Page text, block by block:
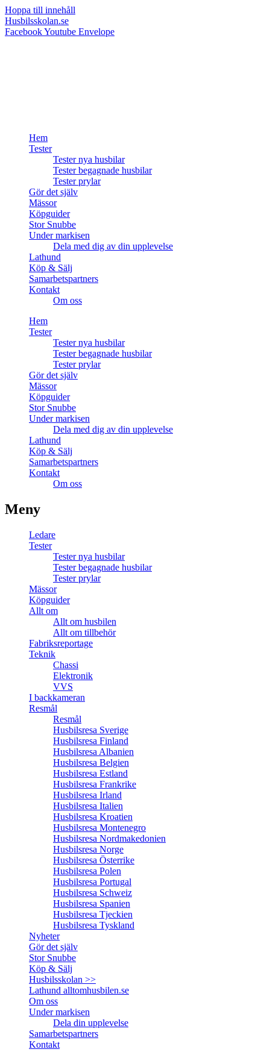
Hoppa till innehåll
Husbilsskolan.se
FacebookYoutube Envelope
Hem
Tester
Tester nya husbilar
Tester begagnade husbilar
Tester prylar
Gör det själv
Mässor
Köpguider
Stor Snubbe
Under markisen
Dela med dig av din upplevelse
Lathund
Köp & Sälj
Samarbetspartners
Kontakt
Om oss
Hem
Tester
Tester nya husbilar
Tester begagnade husbilar
Tester prylar
Gör det själv
Mässor
Köpguider
Stor Snubbe
Under markisen
Dela med dig av din upplevelse
Lathund
Köp & Sälj
Samarbetspartners
Kontakt
Om oss
Meny
Ledare
Tester
Tester nya husbilar
Tester begagnade husbilar
Tester prylar
Mässor
Köpguider
Allt om
Allt om husbilen
Allt om tillbehör
Fabriksreportage
Teknik
Chassi
Elektronik
VVS
I backkameran
Resmål
Resmål
Husbilsresa Sverige
Husbilsresa Finland
Husbilsresa Albanien
Husbilsresa Belgien
Husbilsresa Estland
Husbilsresa Frankrike
Husbilsresa Irland
Husbilsresa Italien
Husbilsresa Kroatien
Husbilsresa Montenegro
Husbilsresa Nordmakedonien
Husbilsresa Norge
Husbilsresa Österrike
Husbilsresa Polen
Husbilsresa Portugal
Husbilsresa Schweiz
Husbilsresa Spanien
Husbilsresa Tjeckien
Husbilsresa Tyskland
Nyheter
Gör det själv
Stor Snubbe
Köp & Sälj
Husbilsskolan >>
Lathund alltomhusbilen.se
Om oss
Under markisen
Dela din upplevelse
Samarbetspartners
Kontakt